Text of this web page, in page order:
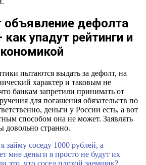
объявление дефолта
упадут рейтинги и
пытаются выдать за дефолт, на
характер и таковым не
банкам запретили принимать от
для погашения обязательств по
деньги у России есть, а вот
способом она не может. Заявлять
довольно странно.
займу соседу 1000 рублей, а
мне деньги я просто не будут их
это, что сосед плохой заемщик?